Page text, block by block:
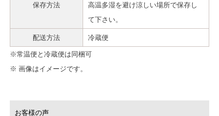
保存方法
高温多湿を避け涼しい場所で保存し
て下さい。
配送方法 冷蔵便
※常温便と冷蔵便は同梱可
※ 画像はイメージです。